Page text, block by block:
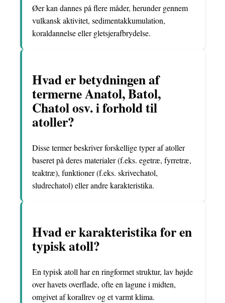
Øer kan dannes på flere måder, herunder gennem
vulkansk aktivitet, sedimentakkumulation,
koraldannelse eller gletsjerafbrydelse.
Hvad er betydningen af
termerne Anatol, Batol,
Chatol osv. i forhold til
atoller?
Disse termer beskriver forskellige typer af atoller
baseret på deres materialer (f.eks. egetræ, fyrretræ,
teaktræ), funktioner (f.eks. skrivechatol,
sludrechatol) eller andre karakteristika.
Hvad er karakteristika for en
typisk atoll?
En typisk atoll har en ringformet struktur, lav højde
over havets overflade, ofte en lagune i midten,
omgivet af korallrev og et varmt klima.